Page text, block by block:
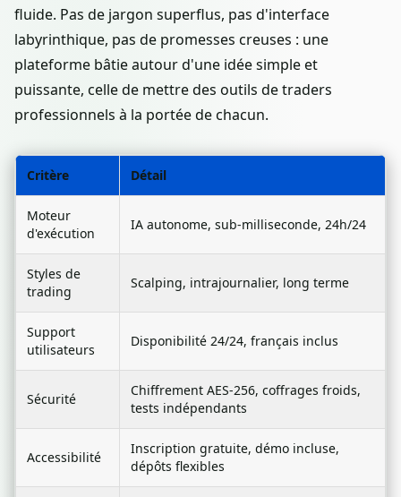
fluide. Pas de jargon superflus, pas d'interface
labyrinthique, pas de promesses creuses : une
plateforme bâtie autour d'une idée simple et
puissante, celle de mettre des outils de traders
professionnels à la portée de chacun.
Critère Détail
Moteur
d'exécution
IA autonome, sub-milliseconde, 24h/24
Styles de
trading
Scalping, intrajournalier, long terme
Support
utilisateurs
Disponibilité 24/24, français inclus
Sécurité
Chiffrement AES-256, coffrages froids,
tests indépendants
Accessibilité
Inscription gratuite, démo incluse,
dépôts flexibles